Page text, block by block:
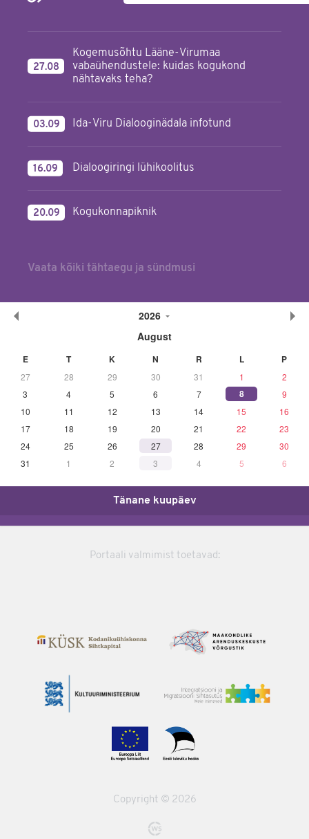
27.08
Kogemusõhtu Lääne-Virumaa
vabaühendustele: kuidas kogukond
nähtavaks teha?
03.09 Ida-Viru Dialooginädala infotund
16.09 Dialoogiringi lühikoolitus
20.09 Kogukonnapiknik
Vaata kõiki tähtaegu ja sündmusi
2026
August
E T K N R L P
27 28 29 30 31 1
2
3
4 5 6 7 8
9
10
11 12 13 14 15
16
17
18 19 20 21 22
23
24
25 26 27 28 29
30
31
1 2 3 4 5 6
Tänane kuupäev
Portaali valmimist toetavad:
Copyright © 2026